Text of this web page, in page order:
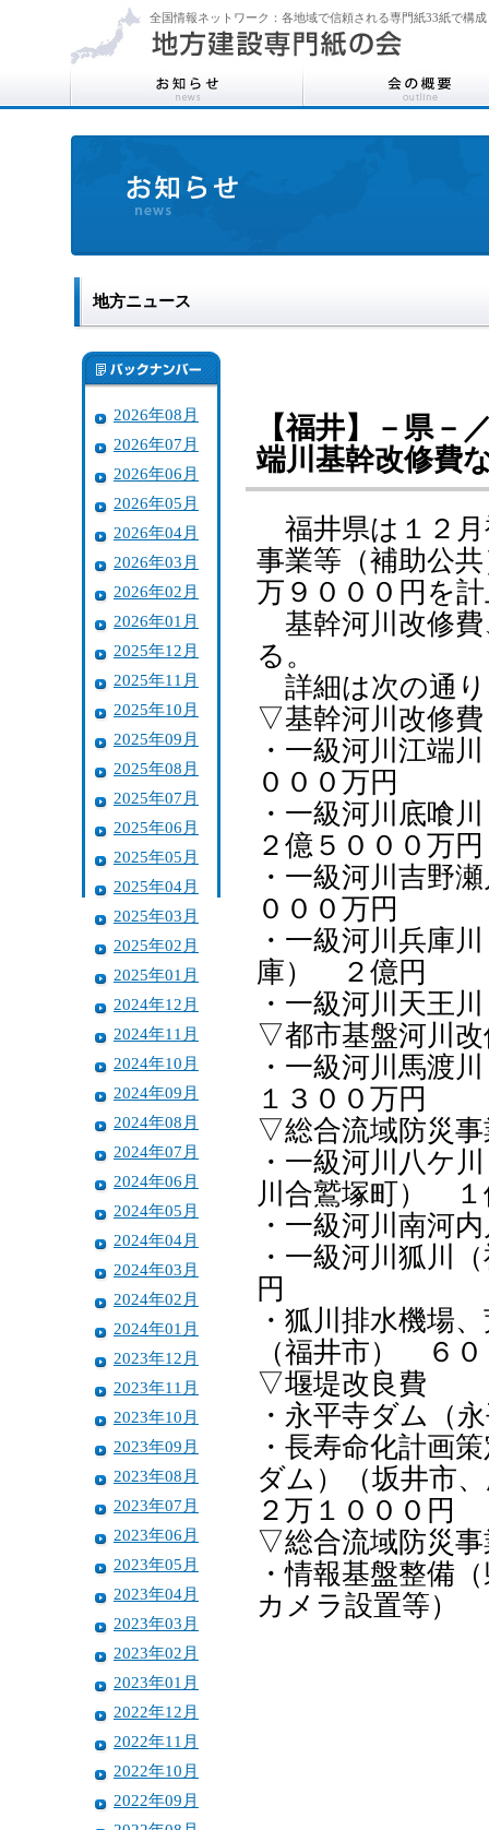
全国情報ネットワーク：各地域で信頼される専門紙33紙で構成
地方ニュース
2026年08月
2026年07月
2026年06月
2026年05月
2026年04月
2026年03月
2026年02月
2026年01月
2025年12月
2025年11月
2025年10月
2025年09月
2025年08月
2025年07月
2025年06月
2025年05月
2025年04月
2025年03月
2025年02月
2025年01月
2024年12月
2024年11月
2024年10月
2024年09月
2024年08月
2024年07月
2024年06月
2024年05月
2024年04月
2024年03月
2024年02月
2024年01月
2023年12月
2023年11月
2023年10月
2023年09月
2023年08月
2023年07月
2023年06月
2023年05月
2023年04月
2023年03月
2023年02月
2023年01月
2022年12月
2022年11月
2022年10月
2022年09月
【福井】－県－
端川基幹改修費
福井県は１２月
事業等（補助公
万９０００円を
基幹河川改修費
る。
詳細は次の通
▽基幹河川改修費
・一級河川江端
０００万円
・一級河川底喰
２億５０００万円
・一級河川吉野
０００万円
・一級河川兵庫
庫） ２億円
・一級河川天王
▽都市基盤河川改
・一級河川馬渡
１３００万円
▽総合流域防災事
・一級河川八ケ
川合鷲塚町） １
・一級河川南河
・一級河川狐川
円
・狐川排水機場
（福井市） ６
▽堰堤改良費
・永平寺ダム（
・長寿命化計画
ダム）（坂井市
２万１０００円
▽総合流域防災事
・情報基盤整備
カメラ設置等）